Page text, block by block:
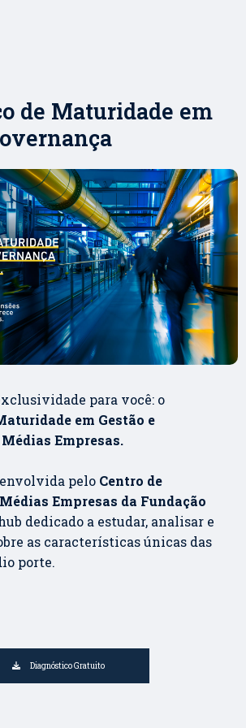
de Maturidade em
para você: o
em Gestão e
Empresas.
pelo Centro de
Empresas da Fundação
dedicado a estudar, analisar e
as características únicas das
porte.
Diagnóstico Gratuito